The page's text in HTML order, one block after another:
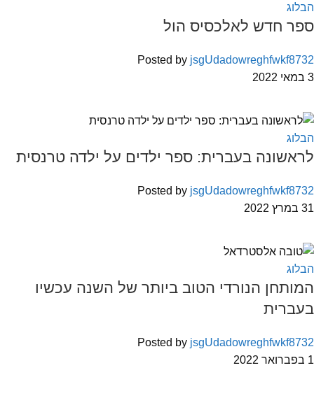
הבלוג
ספר חדש לאלכסיס הול
Posted by jsgUdadowreghfwkf8732
3 במאי 2022
הבלוג
לראשונה בעברית: ספר ילדים על ילדה טרנסית
Posted by jsgUdadowreghfwkf8732
31 במרץ 2022
הבלוג
המותחן הנורדי הטוב ביותר של השנה עכשיו
בעברית
Posted by jsgUdadowreghfwkf8732
1 בפברואר 2022